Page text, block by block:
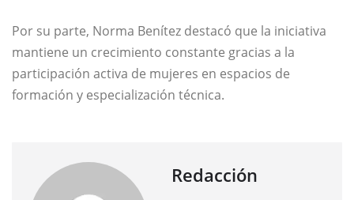
Por su parte, Norma Benítez destacó que la iniciativa
mantiene un crecimiento constante gracias a la
participación activa de mujeres en espacios de
formación y especialización técnica.
Redacción